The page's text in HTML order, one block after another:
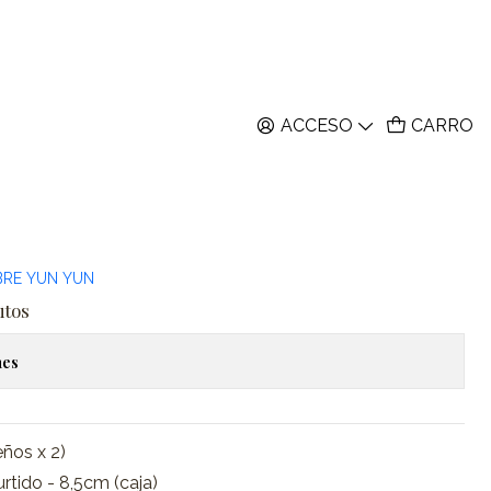
ACCESO CARRO
YUN YUN
& Dog World - 80
x 2)
- 8,5cm (caja)